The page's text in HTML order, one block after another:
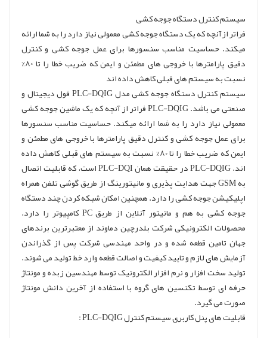
سیستم کنترل دستگاه جوجه کشی
فراتر ازآنچه که یک دستگاه جوجه کشی معمولی نیاز دارد را به شما ارائه
میکند. حساسیت مناسب سنسورها برای عمل جوجه کشی و کنترل
دقیق پارامترها با خروجی های مطمئن و ایمن که ضریب خطا را تا 80%
نسبت به سیستم های قبلی کاهش داده اند
سیستم کنترل دستگاه جوجه کشی مدل PLC-DQIG فول دیجیتال و
صنعتی می باشد. PLC-DQIG فراتر از آنچه که یک ماشین جوجه کشی
معمولی نیاز دارد را به شما ارائه میکند. حساسیت مناسب سنسورها
برای عمل جوجه کشی و کنترل دقیق پارامترها با خروجی های مطمئن و
ایمن که ضریب خطا را تا 80% نسبت به سیستم های قبلی کاهش داده
اند. PLC-DQIG در حقیقت همان PLC-DQI است، که قابلیت اتصال
به GSM جهت هدایت پذیری و مانیتورینگ از طریق گوشی تلفن همراه
اپلیکیشن جوجه کشی را دارد. همچنین امکان شبکه کردن چند دستگاه
جوجه کشی به هم و مانیتور آنلاین از طریق PC کامپیوتر را دارد.
محصولات الکترونیکی شرکت بلدرچین دماوند از معتبرترین برندهای
جهان تامین قطعه شده و در واحد مهندسی شرکت پس از گذراندن
آزمایش های لازم و تایید کیفیت و اصالت قطعه وارد خط تولید می شوند.
تولید سخت افزار و نرم افزار الکترونیک توسط مهندسین زبده و مونتاژ
حرفه ای توسط تکنسین های گروه با استفاده از آخرین دانش مونتاژ
صورت می گیرد.
قابلیت های پنل کاربری سیستم کنترل PLC-DQIG :